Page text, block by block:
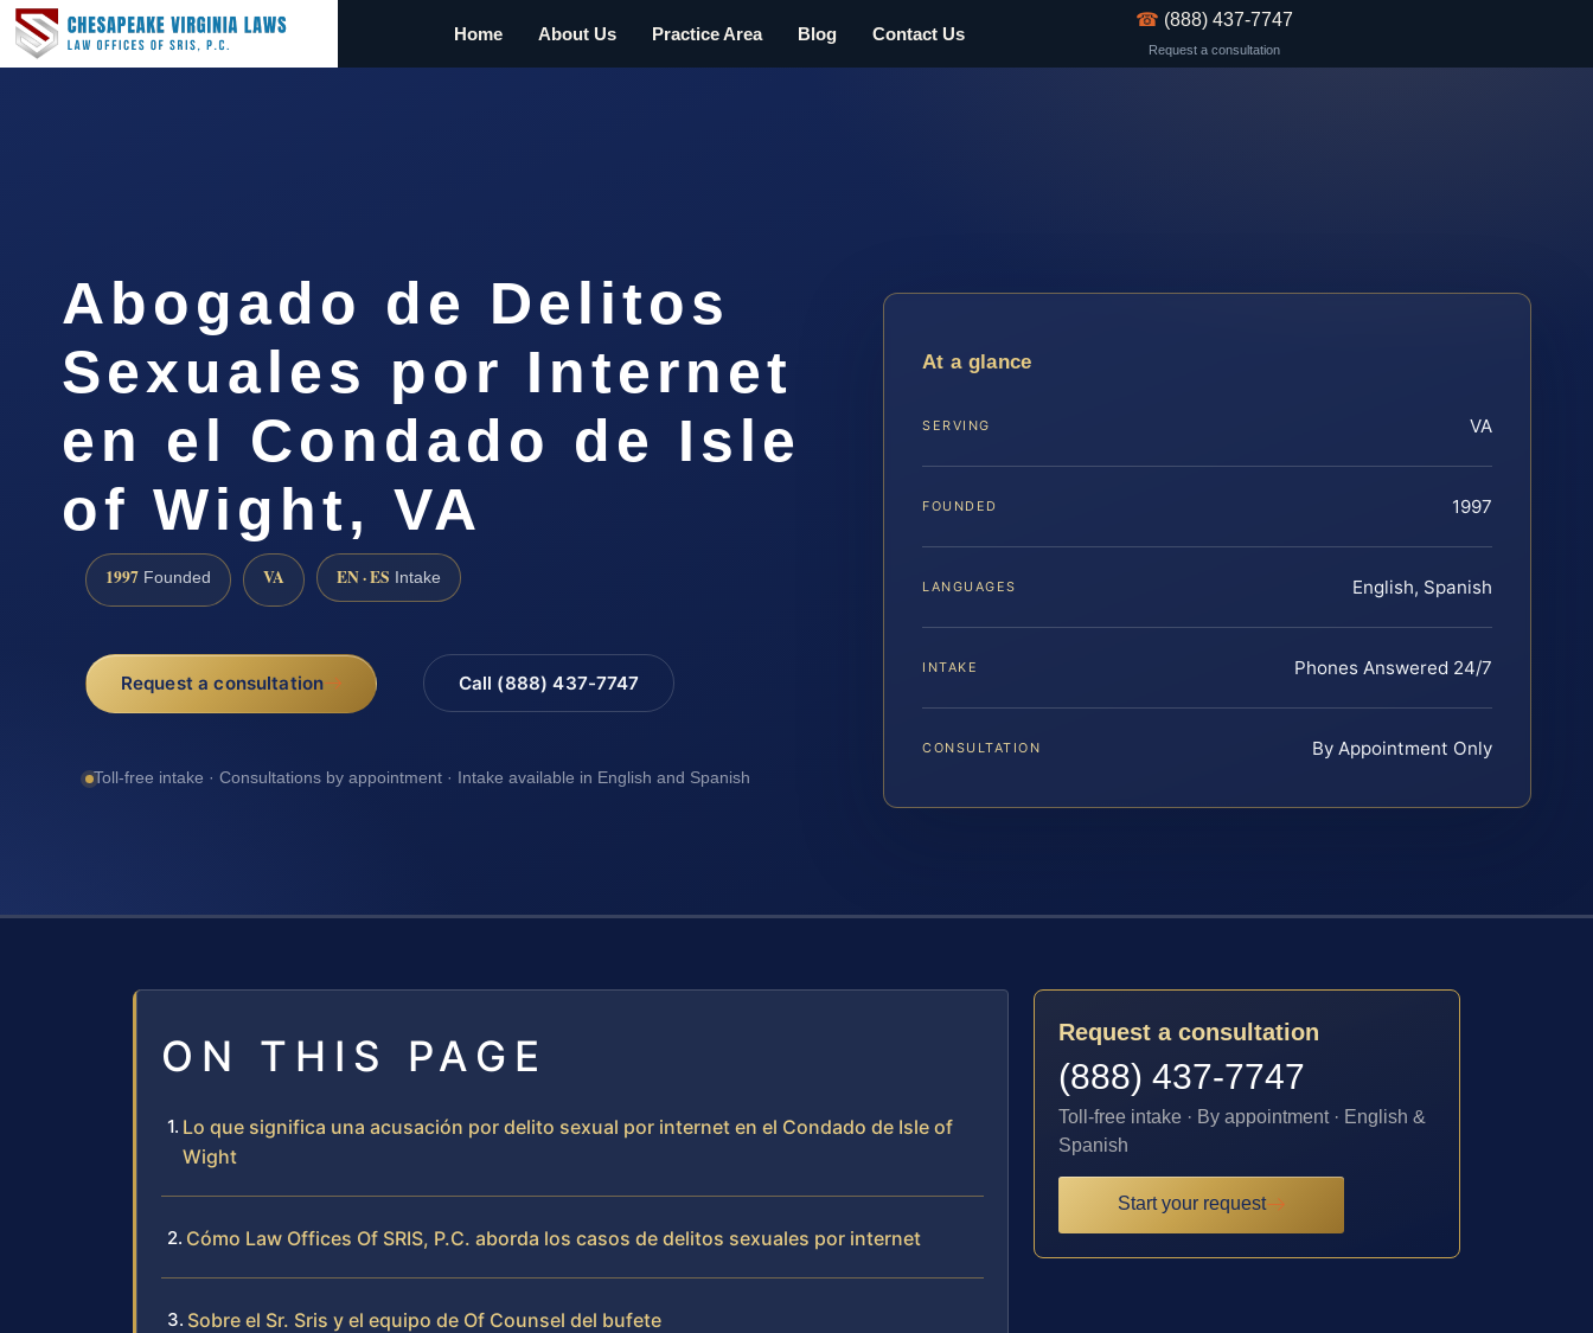
Home About Us Practice Area Blog Contact Us
☎ (888) 437-7747
Request a consultation
Abogado de Delitos
Sexuales por Internet
en el Condado de Isle
of Wight, VA
1997 Founded VA EN · ES Intake
Request a consultation Call (888) 437-7747
Toll-free intake · Consultations by appointment · Intake available in English and Spanish
At a glance
SERVING VA
FOUNDED 1997
LANGUAGES English, Spanish
INTAKE Phones Answered 24/7
CONSULTATION By Appointment Only
ON THIS PAGE
Lo que significa una acusación por delito sexual por internet en el Condado de Isle of
Wight
Cómo Law Offices Of SRIS, P.C. aborda los casos de delitos sexuales por internet
Sobre el Sr. Sris y el equipo de Of Counsel del bufete
Request a consultation
(888) 437-7747
Toll-free intake · By appointment · English &
Spanish
Start your request